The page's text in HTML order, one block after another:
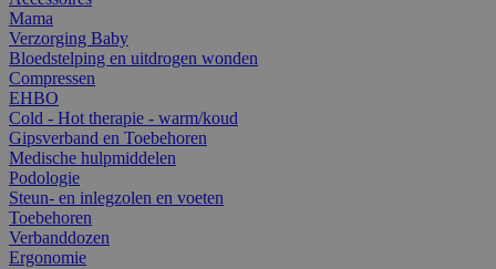
Mama
Verzorging Baby
Bloedstelping en uitdrogen wonden
Compressen
EHBO
Cold - Hot therapie - warm/koud
Gipsverband en Toebehoren
Medische hulpmiddelen
Podologie
Steun- en inlegzolen en voeten
Toebehoren
Verbanddozen
Ergonomie